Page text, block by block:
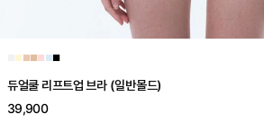
■■■■■■
듀얼쿨 리프트업 브라 (일반몰드)
39,900